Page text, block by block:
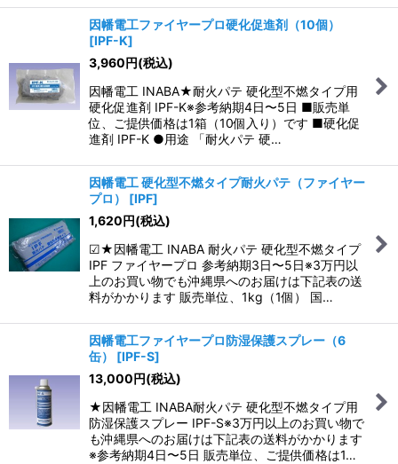
因幡電工ファイヤープロ硬化促進剤（10個）
[IPF-K]
3,960円(税込)
因幡電工 INABA★耐火パテ 硬化型不燃タイプ用
硬化促進剤 IPF-K※参考納期4日〜5日 ■販売単
位、ご提供価格は1箱（10個入り）です ■硬化促
進剤 IPF-K ●用途 「耐火パテ 硬…
因幡電工 硬化型不燃タイプ耐火パテ（ファイヤー
プロ）
[IPF]
1,620円(税込)
☑★因幡電工 INABA 耐火パテ 硬化型不燃タイプ
IPF ファイヤープロ 参考納期3日〜5日※3万円以
上のお買い物でも沖縄県へのお届けは下記表の送
料がかかります 販売単位、1kg（1個） 国…
因幡電工ファイヤープロ防湿保護スプレー（6
缶）
[IPF-S]
13,000円(税込)
★因幡電工 INABA耐火パテ 硬化型不燃タイプ用
防湿保護スプレー IPF-S※3万円以上のお買い物で
も沖縄県へのお届けは下記表の送料がかかります
※参考納期4日〜5日 販売単位、ご提供価格は1…